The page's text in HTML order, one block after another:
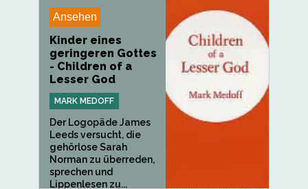
ie,...
Ansehen
Kinder eines
geringeren Gottes
- Children of a
Lesser God
MARK MEDOFF
Der Logopäde James
Leeds versucht, die
gehörlose Sarah
Norman zu überreden,
sprechen und
Lippenlesen zu...